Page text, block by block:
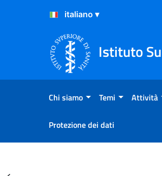
Salta al Contenuto
Salta al Footer
Istituto
Chi siamo Temi Attività
Protezione dei dati